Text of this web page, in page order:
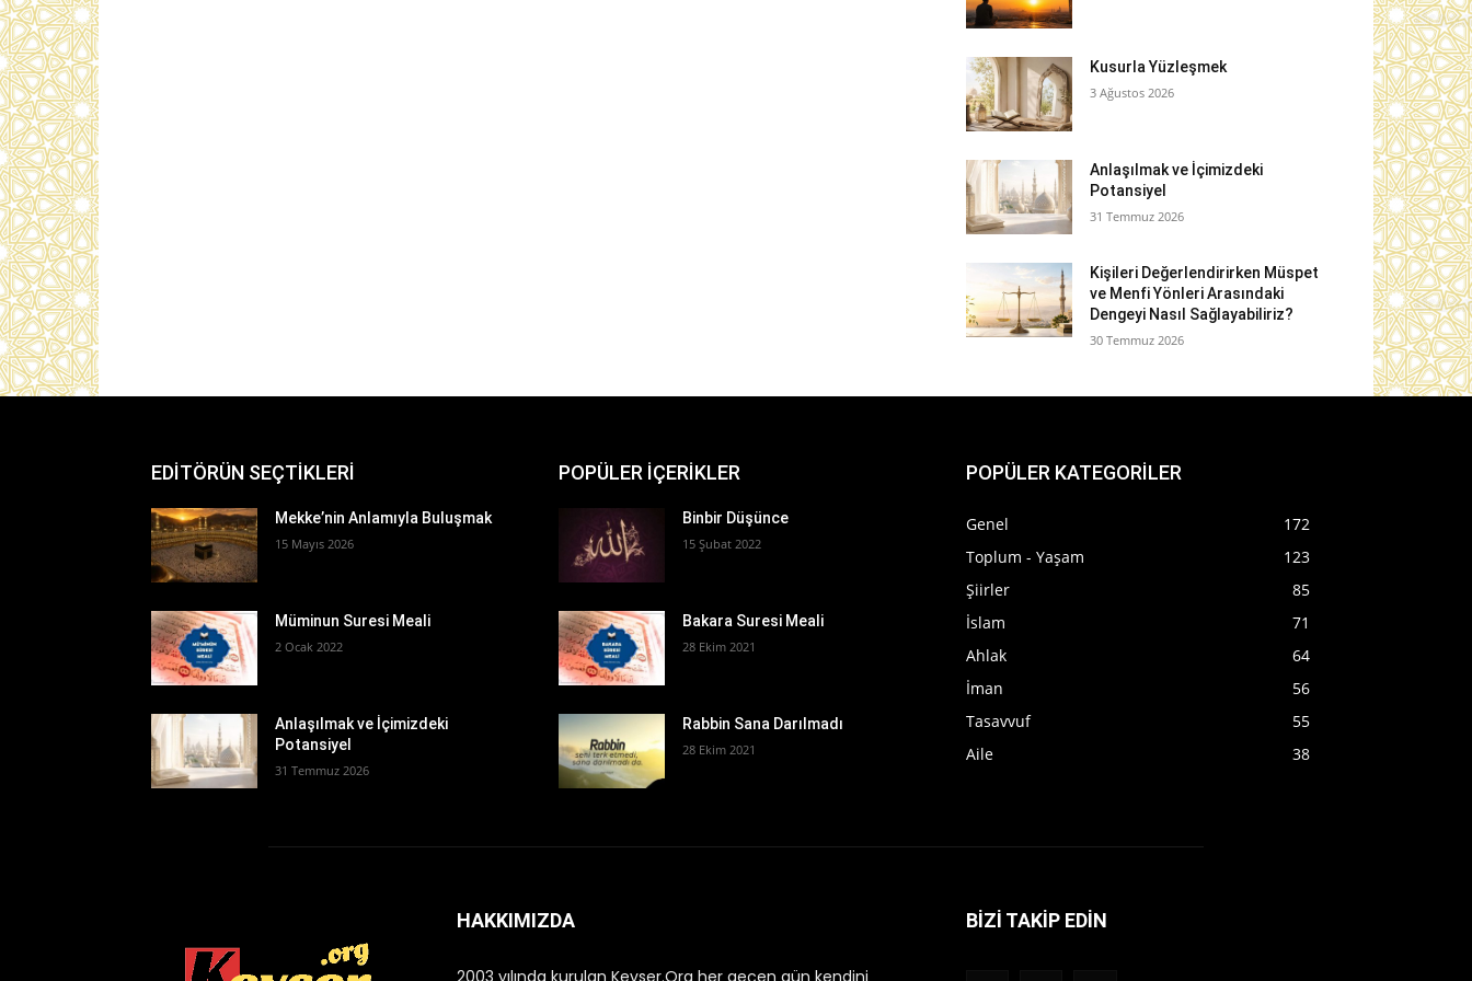
Kusurla Yüzleşmek
3 Ağustos 2026
Anlaşılmak ve İçimizdeki
Potansiyel
31 Temmuz 2026
Kişileri Değerlendirirken Müspet
ve Menfi Yönleri Arasındaki
Dengeyi Nasıl Sağlayabiliriz?
30 Temmuz 2026
EDİTÖRÜN SEÇTİKLERİ
Mekke’nin Anlamıyla Buluşmak
15 Mayıs 2026
Müminun Suresi Meali
2 Ocak 2022
Anlaşılmak ve İçimizdeki
Potansiyel
31 Temmuz 2026
POPÜLER İÇERİKLER
Binbir Düşünce
15 Şubat 2022
Bakara Suresi Meali
28 Ekim 2021
Rabbin Sana Darılmadı
28 Ekim 2021
POPÜLER KATEGORİLER
Genel
172
Toplum - Yaşam
123
Şiirler
85
İslam
71
Ahlak
64
İman
56
Tasavvuf
55
Aile
38
HAKKIMIZDA BİZİ TAKİP EDİN